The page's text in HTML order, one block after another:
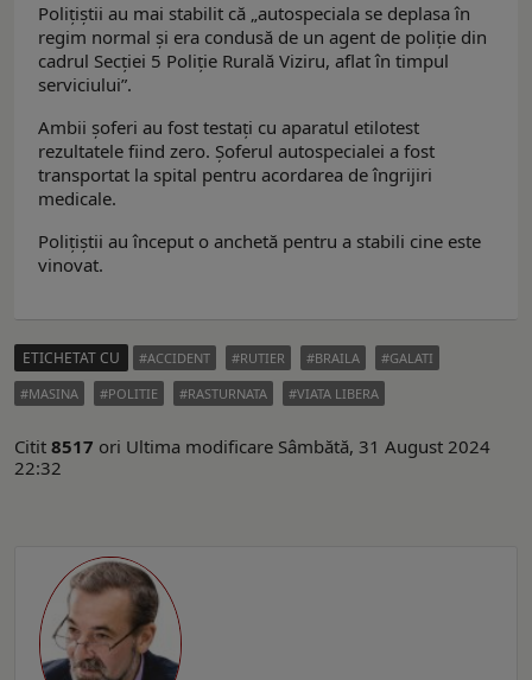
Polițiștii au mai stabilit că „autospeciala se deplasa în
regim normal și era condusă de un agent de poliție din
cadrul Secției 5 Poliție Rurală Viziru, aflat în timpul
serviciului”.
Ambii șoferi au fost testați cu aparatul etilotest
rezultatele fiind zero. Șoferul autospecialei a fost
transportat la spital pentru acordarea de îngrijiri
medicale.
Polițiștii au început o anchetă pentru a stabili cine este
vinovat.
ETICHETAT CU ACCIDENT RUTIER BRAILA
GALATI
MASINA
POLITIE RASTURNATA VIATA LIBERA
Citit 8517 ori Ultima modificare Sâmbătă, 31 August 2024
22:32